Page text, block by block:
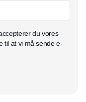
du vores
til at vi må sende e-